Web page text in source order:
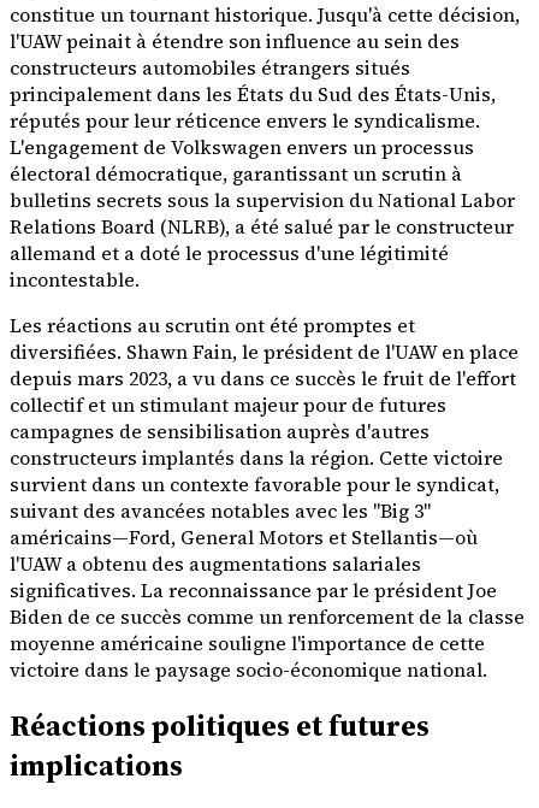
constitue un tournant historique. Jusqu'à cette décision,
l'UAW peinait à étendre son influence au sein des
constructeurs automobiles étrangers situés
principalement dans les États du Sud des États-Unis,
réputés pour leur réticence envers le syndicalisme.
L'engagement de Volkswagen envers un processus
électoral démocratique, garantissant un scrutin à
bulletins secrets sous la supervision du National Labor
Relations Board (NLRB), a été salué par le constructeur
allemand et a doté le processus d'une légitimité
incontestable.
Les réactions au scrutin ont été promptes et
diversifiées. Shawn Fain, le président de l'UAW en place
depuis mars 2023, a vu dans ce succès le fruit de l'effort
collectif et un stimulant majeur pour de futures
campagnes de sensibilisation auprès d'autres
constructeurs implantés dans la région. Cette victoire
survient dans un contexte favorable pour le syndicat,
suivant des avancées notables avec les "Big 3"
américains—Ford, General Motors et Stellantis—où
l'UAW a obtenu des augmentations salariales
significatives. La reconnaissance par le président Joe
Biden de ce succès comme un renforcement de la classe
moyenne américaine souligne l'importance de cette
victoire dans le paysage socio-économique national.
Réactions politiques et futures
implications